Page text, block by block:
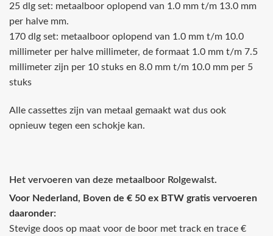
25 dlg set: metaalboor oplopend van 1.0 mm t/m 13.0 mm
per halve mm.
170 dlg set: metaalboor oplopend van 1.0 mm t/m 10.0
millimeter per halve millimeter, de formaat 1.0 mm t/m 7.5
millimeter zijn per 10 stuks en 8.0 mm t/m 10.0 mm per 5
stuks
Alle cassettes zijn van metaal gemaakt wat dus ook
opnieuw tegen een schokje kan.
Het vervoeren van deze metaalboor Rolgewalst.
Voor Nederland, Boven de € 50 ex BTW gratis vervoeren
daaronder:
Stevige doos op maat voor de boor met track en trace €